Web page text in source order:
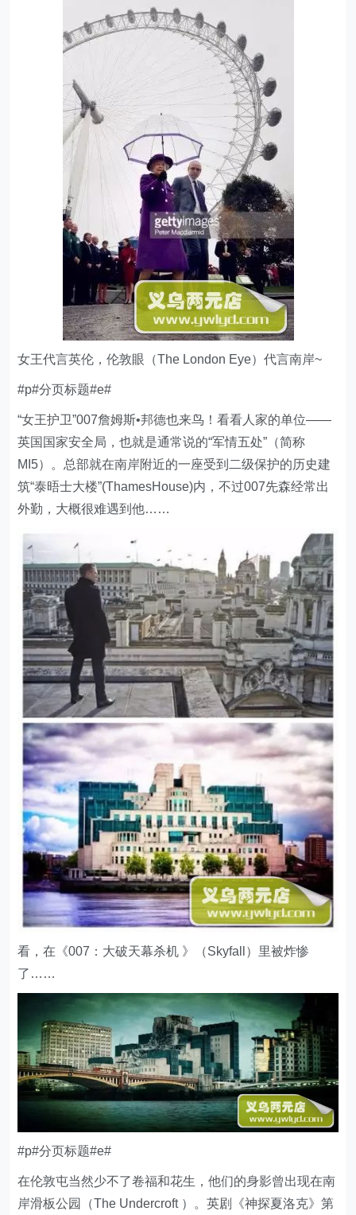
女王代言英伦，伦敦眼（The London Eye）代言南岸~
#p#分页标题#e#
“女王护卫”007詹姆斯•邦德也来鸟！看看人家的单位——
英国国家安全局，也就是通常说的“军情五处”（简称
MI5）。总部就在南岸附近的一座受到二级保护的历史建
筑“泰晤士大楼”(ThamesHouse)内，不过007先森经常出
外勤，大概很难遇到他……
看，在《007：大破天幕杀机 》（Skyfall）里被炸惨
了……
#p#分页标题#e#
在伦敦屯当然少不了卷福和花生，他们的身影曾出现在南
岸滑板公园（The Undercroft ）。英剧《神探夏洛克》第